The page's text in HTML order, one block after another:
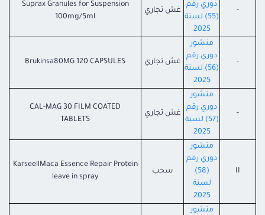
-
دوري رقم
(55) لسنة
2025
غش تجاري
Suprax Granules for Suspension
100mg/5ml
-
منشور
دوري رقم
(56) لسنة
2025
غش تجاري Brukinsa80MG 120 CAPSULES
-
منشور
دوري رقم
(57) لسنة
2025
غش تجاري
CAL-MAG 30 FILM COATED
TABLETS
II
منشور
دوري رقم
(58)
لسنة
2025
سحب
KarseellMaca Essence Repair Protein
leave in spray
منشور